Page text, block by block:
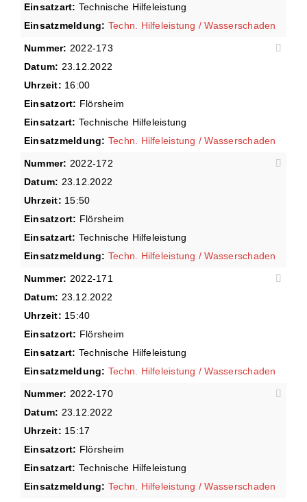
Einsatzart: Technische Hilfeleistung
Einsatzmeldung: Techn. Hilfeleistung / Wasserschaden
Nummer: 2022-173
Datum: 23.12.2022
Uhrzeit: 16:00
Einsatzort: Flörsheim
Einsatzart: Technische Hilfeleistung
Einsatzmeldung: Techn. Hilfeleistung / Wasserschaden
Nummer: 2022-172
Datum: 23.12.2022
Uhrzeit: 15:50
Einsatzort: Flörsheim
Einsatzart: Technische Hilfeleistung
Einsatzmeldung: Techn. Hilfeleistung / Wasserschaden
Nummer: 2022-171
Datum: 23.12.2022
Uhrzeit: 15:40
Einsatzort: Flörsheim
Einsatzart: Technische Hilfeleistung
Einsatzmeldung: Techn. Hilfeleistung / Wasserschaden
Nummer: 2022-170
Datum: 23.12.2022
Uhrzeit: 15:17
Einsatzort: Flörsheim
Einsatzart: Technische Hilfeleistung
Einsatzmeldung: Techn. Hilfeleistung / Wasserschaden